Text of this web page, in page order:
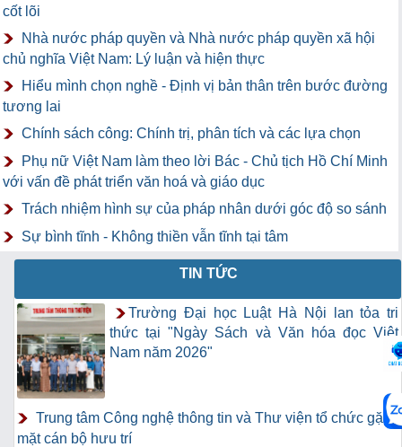
cốt lõi
Nhà nước pháp quyền và Nhà nước pháp quyền xã hội
chủ nghĩa Việt Nam: Lý luận và hiện thực
Hiểu mình chọn nghề - Định vị bản thân trên bước đường
tương lai
Chính sách công: Chính trị, phân tích và các lựa chọn
Phụ nữ Việt Nam làm theo lời Bác - Chủ tịch Hồ Chí Minh
với vấn đề phát triển văn hoá và giáo dục
Trách nhiệm hình sự của pháp nhân dưới góc độ so sánh
Sự bình tĩnh - Không thiền vẫn tĩnh tại tâm
TIN TỨC
Trường Đại học Luật Hà Nội lan tỏa tri
thức tại "Ngày Sách và Văn hóa đọc Việt
Nam năm 2026"
Trung tâm Công nghệ thông tin và Thư viện tổ chức gặp
mặt cán bộ hưu trí